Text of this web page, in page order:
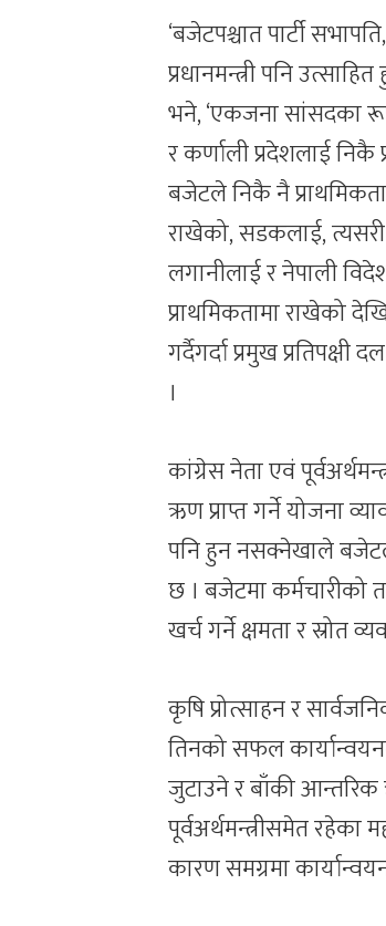
‘बजेटपश्चात पार्टी
प्रधानमन्त्री पनि
भने, ‘एकजना सांसदका
र कर्णाली प्रदेशलाई
बजेटले निकै नै
राखेको, सडकलाई, त्यसरी
लगानीलाई र नेपाली
प्राथमिकतामा राखेको
गर्दैगर्दा प्रमुख
।
कांग्रेस नेता एवं
ऋण प्राप्त गर्ने योजना
पनि हुन नसक्नेखाले
छ । बजेटमा कर्मचारीको
खर्च गर्ने क्षमता र स्रोत
कृषि प्रोत्साहन र
तिनको सफल
जुटाउने र बाँकी
पूर्वअर्थमन्त्रीसमेत रहेका
कारण समग्रमा